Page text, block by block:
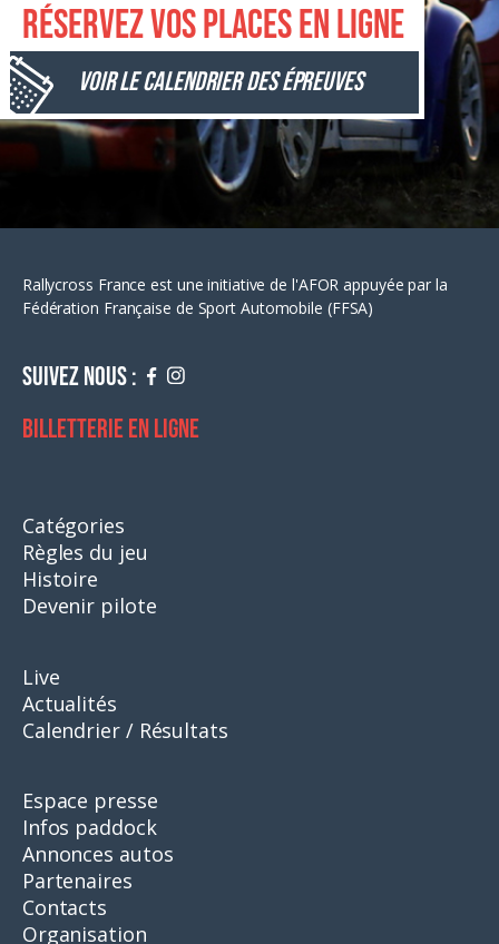
Réservez vos places en ligne
Voir le calendrier des épreuves
Rallycross France est une initiative de l'AFOR appuyée par la
Fédération Française de Sport Automobile (FFSA)
Suivez nous :
Billetterie en ligne
Catégories
Règles du jeu
Histoire
Devenir pilote
Live
Actualités
Calendrier / Résultats
Espace presse
Infos paddock
Annonces autos
Partenaires
Contacts
Organisation